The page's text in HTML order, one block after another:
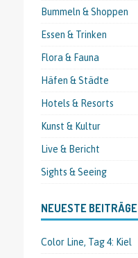
Bummeln & Shoppen
Essen & Trinken
Flora & Fauna
Häfen & Städte
Hotels & Resorts
Kunst & Kultur
Live & Bericht
Sights & Seeing
NEUESTE BEITRÄGE
Color Line, Tag 4: Kiel